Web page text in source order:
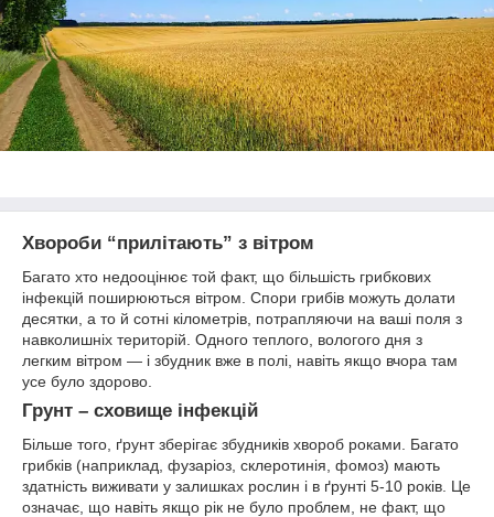
Хвороби “прилітають” з вітром
Багато хто недооцінює той факт, що більшість грибкових
інфекцій поширюються вітром. Спори грибів можуть долати
десятки, а то й сотні кілометрів, потрапляючи на ваші поля з
навколишніх територій. Одного теплого, вологого дня з
легким вітром — і збудник вже в полі, навіть якщо вчора там
усе було здорово.
Грунт – сховище інфекцій
Більше того, ґрунт зберігає збудників хвороб роками. Багато
грибків (наприклад, фузаріоз, склеротинія, фомоз) мають
здатність виживати у залишках рослин і в ґрунті 5-10 років. Це
означає, що навіть якщо рік не було проблем, не факт, що